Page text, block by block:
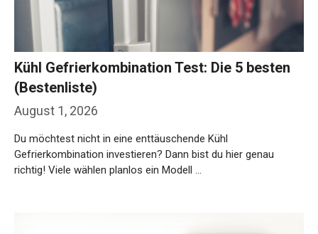
August 1, 2026
Kühl Gefrierkombination Test: Die 5 besten
(Bestenliste)
Du möchtest nicht in eine enttäuschende Kühl
Gefrierkombination investieren? Dann bist du hier genau
richtig! Viele wählen planlos ein Modell …